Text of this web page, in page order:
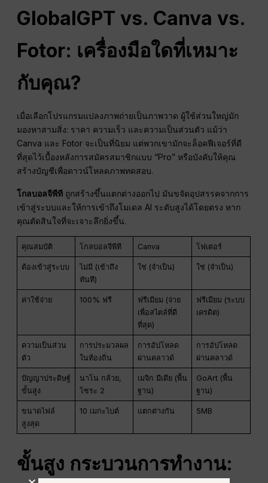
GlobalGPT vs. Canva vs.
Fotor: เครื่องมือใดที่เหมาะ
กับคุณ?
เมื่อเลือกโปรแกรมแปลงภาพถ่ายเป็นภาพวาด ผู้ใช้ส่วนใหญ่มัก
มองหาสามสิ่ง: ราคา ความเร็ว และความเป็นส่วนตัว แม้ว่า
Canva และ Fotor จะเป็นที่นิยม แต่พวกเขามักจะล็อคฟีเจอร์ที่ดี
ที่สุดไว้เบื้องหลังการสมัครสมาชิกแบบ “Pro” หรือบังคับให้คุณ
สร้างบัญชีเพื่อดาวน์โหลดภาพทดสอบ.
โกลบอลจีพีที ถูกสร้างขึ้นแตกต่างออกไป มันขจัดอุปสรรคจากการ
เข้าสู่ระบบและให้การเข้าถึงโมเดล AI ระดับสูงได้โดยตรง หาก
คุณตัดสินใจที่จะเจาะลึกยิ่งขึ้น.
คุณสมบัติ โกลบอลจีพีที Canva โฟเตอร์
ต้องเข้าสู่ระบบ
ไม่มี (เข้าถึง
ทันที)
ใช่ (จำเป็น) ใช่ (จำเป็น)
ค่าใช้จ่าย 100% ฟรี
ฟรีเมียม (จ่าย
เพื่อสไตล์ที่ดี
ที่สุด)
ฟรีเมียม (ระบบ
เครดิต)
ความเป็นส่วน
ตัว
การประมวลผล
ในท้องถิ่น
การอัปโหลด
ผ่านคลาวด์
การอัปโหลด
ผ่านคลาวด์
ปัญญาประดิษฐ์
ขั้นสูง
นาโน กล้วย,
โซระ 2
เมจิก มีเดีย (พื้น
ฐาน)
GoArt (พื้น
ฐาน)
ขนาดไฟล์
สูงสุด
10 เมกะไบต์ แตกต่างกัน 5MB
ขั้นสูง กระบวนการทำงาน: